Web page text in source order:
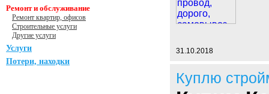
Ремонт и обслуживание
Ремонт квартир, офисов
Строительные услуги
Другие услуги
Услуги
Потери, находки
31.10.2018
Куплю